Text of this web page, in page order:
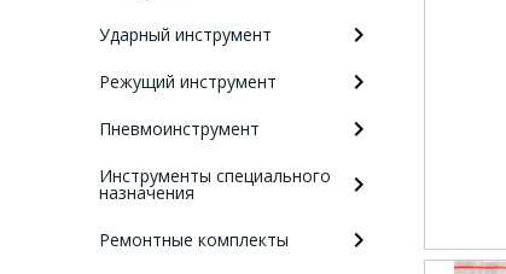
Ударный инструмент
Режущий инструмент
Пневмоинструмент
Инструменты специального
назначения
Ремонтные комплекты